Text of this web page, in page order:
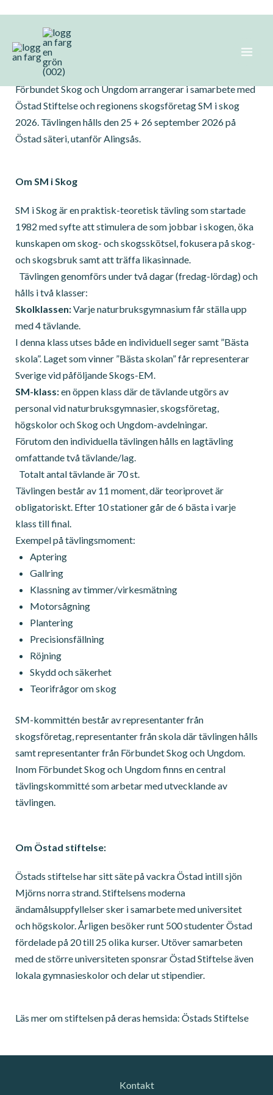
innehåll
SM i Skog 2026
Förbundet Skog och Ungdom arrangerar i samarbete med
Östad Stiftelse och regionens skogsföretag SM i skog
2026. Tävlingen hålls den 25 + 26 september 2026 på
Östad säteri, utanför Alingsås.
Om SM i Skog
SM i Skog är en praktisk-teoretisk tävling som startade
1982 med syfte att stimulera de som jobbar i skogen, öka
kunskapen om skog- och skogsskötsel, fokusera på skog-
och skogsbruk samt att träffa likasinnade.
Tävlingen genomförs under två dagar (fredag-lördag) och
hålls i två klasser:
Skolklassen:Varje naturbruksgymnasium får ställa upp
med 4 tävlande.
I denna klass utses både en individuell seger samt ”Bästa
skola”. Laget som vinner ”Bästa skolan” får representerar
Sverige vid påföljande Skogs-EM.
SM-klass:en öppen klass där de tävlande utgörs av
personal vid naturbruksgymnasier, skogsföretag,
högskolor och Skog och Ungdom-avdelningar.
Förutom den individuella tävlingen hålls en lagtävling
omfattande två tävlande/lag.
Totalt antal tävlande är 70 st.
Tävlingen består av 11 moment, där teoriprovet är
obligatoriskt. Efter 10 stationer går de 6 bästa i varje
klass till final.
Exempel på tävlingsmoment:
Aptering
Gallring
Klassning av timmer/virkesmätning
Motorsågning
Plantering
Precisionsfällning
Röjning
Skydd och säkerhet
Teorifrågor om skog
SM-kommittén består av representanter från
skogsföretag, representanter från skola där tävlingen hålls
samt representanter från Förbundet Skog och Ungdom.
Inom Förbundet Skog och Ungdom finns en central
tävlingskommitté som arbetar med utvecklande av
tävlingen.
Om Östad stiftelse:
Östads stiftelse har sitt säte på vackra Östad intill sjön
Mjörns norra strand. Stiftelsens moderna
ändamålsuppfyllelser sker i samarbete med universitet
och högskolor. Årligen besöker runt 500 studenter Östad
fördelade på 20 till 25 olika kurser. Utöver samarbeten
med de större universiteten sponsrar Östad Stiftelse även
lokala gymnasieskolor och delar ut stipendier.
Läs mer om stiftelsen på deras hemsida: Östads Stiftelse
Kontakt